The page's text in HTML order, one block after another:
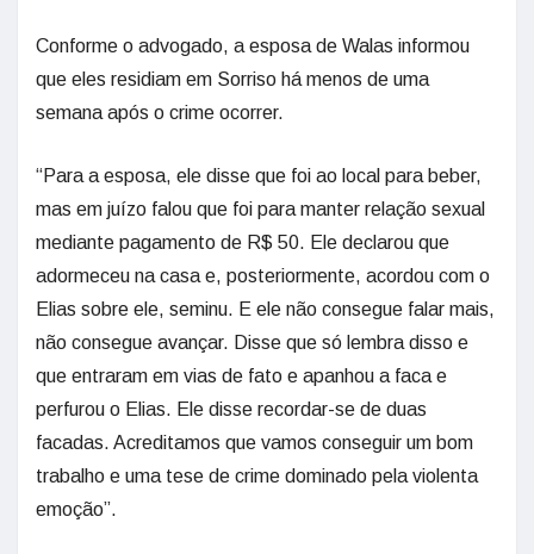
Conforme o advogado, a esposa de Walas informou
que eles residiam em Sorriso há menos de uma
semana após o crime ocorrer.
“Para a esposa, ele disse que foi ao local para beber,
mas em juízo falou que foi para manter relação sexual
mediante pagamento de R$ 50. Ele declarou que
adormeceu na casa e, posteriormente, acordou com o
Elias sobre ele, seminu. E ele não consegue falar mais,
não consegue avançar. Disse que só lembra disso e
que entraram em vias de fato e apanhou a faca e
perfurou o Elias. Ele disse recordar-se de duas
facadas. Acreditamos que vamos conseguir um bom
trabalho e uma tese de crime dominado pela violenta
emoção”.